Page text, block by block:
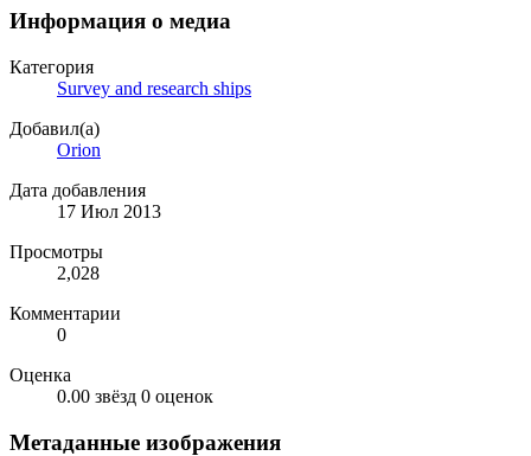
Информация о медиа
Категория
Survey and research ships
Добавил(а)
Orion
Дата добавления
17 Июл 2013
Просмотры
2,028
Комментарии
0
Оценка
0.00 звёзд 0 оценок
Метаданные изображения